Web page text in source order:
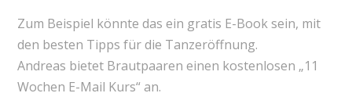
Zum Beispiel könnte das ein gratis E-Book sein, mit
den besten Tipps für die Tanzeröffnung.
Andreas bietet Brautpaaren einen kostenlosen „11
Wochen E-Mail Kurs“ an.